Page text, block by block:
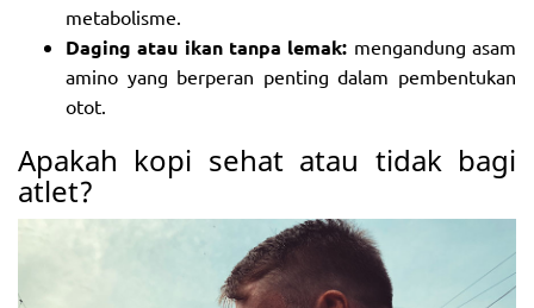
metabolisme.
Daging atau ikan tanpa lemak: mengandung asam
amino yang berperan penting dalam pembentukan
otot.
Apakah kopi sehat atau tidak bagi
atlet?